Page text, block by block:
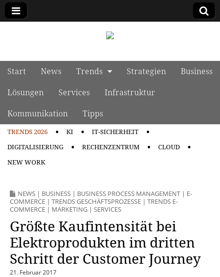
Main menu
Skip to content
Start News Trends Strategien
Business
Lösungen
Services
Infrastruktur
Kommunikation
Tipps
TRENDS 2026 KI
IT-SICHERHEIT
DIGITALISIERUNG
RECHENZENTRUM
CLOUD
NEW WORK
NEWS | BUSINESS | BUSINESS PROCESS MANAGEMENT | E-
COMMERCE | TRENDS GESCHÄFTSPROZESSE | TRENDS E-
COMMERCE | MARKETING | SERVICES
Größte Kaufintensität bei
Elektroprodukten im dritten
Schritt der Customer Journey
21. Februar 2017